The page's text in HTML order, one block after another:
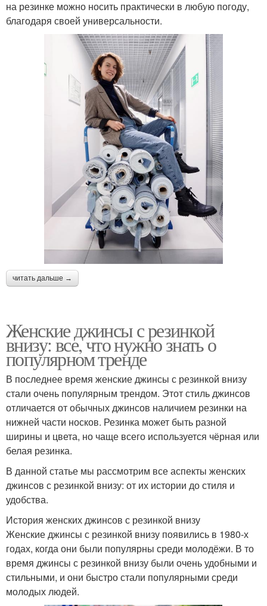
на резинке можно носить практически в любую погоду,
благодаря своей универсальности.
читать дальше →
Женские джинсы с резинкой
внизу: все, что нужно знать о
популярном тренде
В последнее время женские джинсы с резинкой внизу
стали очень популярным трендом. Этот стиль джинсов
отличается от обычных джинсов наличием резинки на
нижней части носков. Резинка может быть разной
ширины и цвета, но чаще всего используется чёрная или
белая резинка.
В данной статье мы рассмотрим все аспекты женских
джинсов с резинкой внизу: от их истории до стиля и
удобства.
История женских джинсов с резинкой внизу
Женские джинсы с резинкой внизу появились в 1980-х
годах, когда они были популярны среди молодёжи. В то
время джинсы с резинкой внизу были очень удобными и
стильными, и они быстро стали популярными среди
молодых людей.